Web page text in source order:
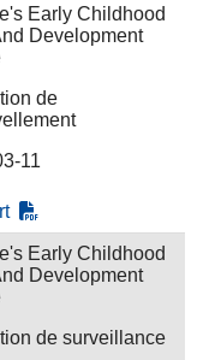
Early Childhood
Development
de
11
Early Childhood
Development
de surveillance